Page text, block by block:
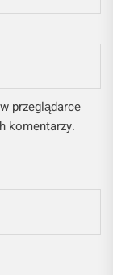
przeglądarce
komentarzy.